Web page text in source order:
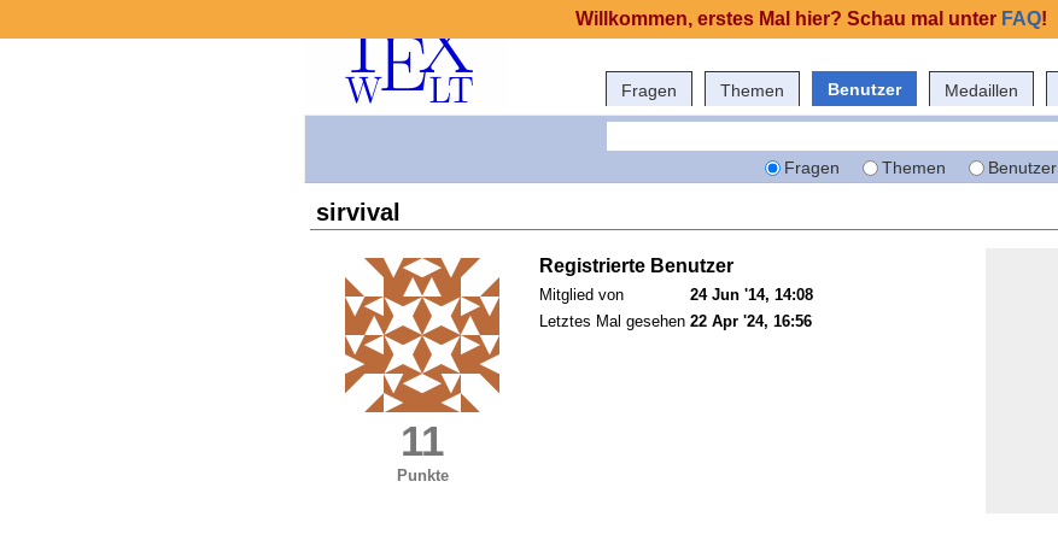
Fragen Themen Benutzer Medaillen
Fragen Themen Benutzer
sirvival
11
Punkte
Registrierte Benutzer
Mitglied von
24 Jun '14, 14:08
Letztes Mal gesehen 22 Apr '24, 16:56
Willkommen, erstes Mal hier? Schau mal unter FAQ!